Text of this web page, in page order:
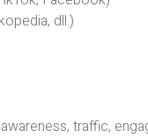
dll.)
traffic,